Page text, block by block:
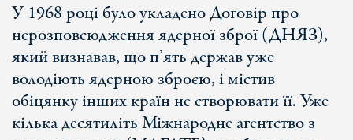
У 1968 році було укладено Договір про
нерозповсюдження ядерної зброї (ДНЯЗ),
який визнавав, що п’ять держав уже
володіють ядерною зброєю, і містив
обіцянку інших країн не створювати її. Уже
кілька десятиліть Міжнародне агентство з